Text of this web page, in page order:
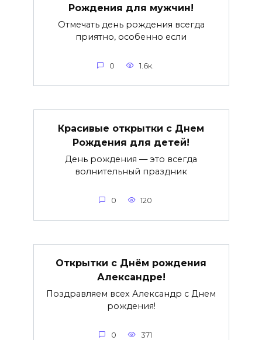
Рождения для мужчин!
Отмечать день рождения всегда
приятно, особенно если
0 1.6к.
Красивые открытки c Днем
Рождения для детей!
День рождения — это всегда
волнительный праздник
0 120
Открытки с Днём рождения
Александре!
Поздравляем всех Александр с Днем
рождения!
0 371